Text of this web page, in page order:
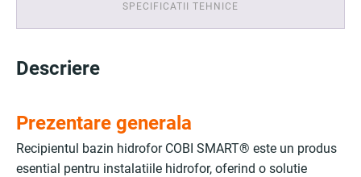
SPECIFICATII TEHNICE
Descriere
Prezentare generala
Recipientul bazin hidrofor COBI SMART® este un produs
esential pentru instalatiile hidrofor, oferind o solutie